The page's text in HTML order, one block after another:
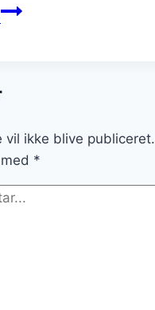
Karamel
vil ikke blive publiceret.
*